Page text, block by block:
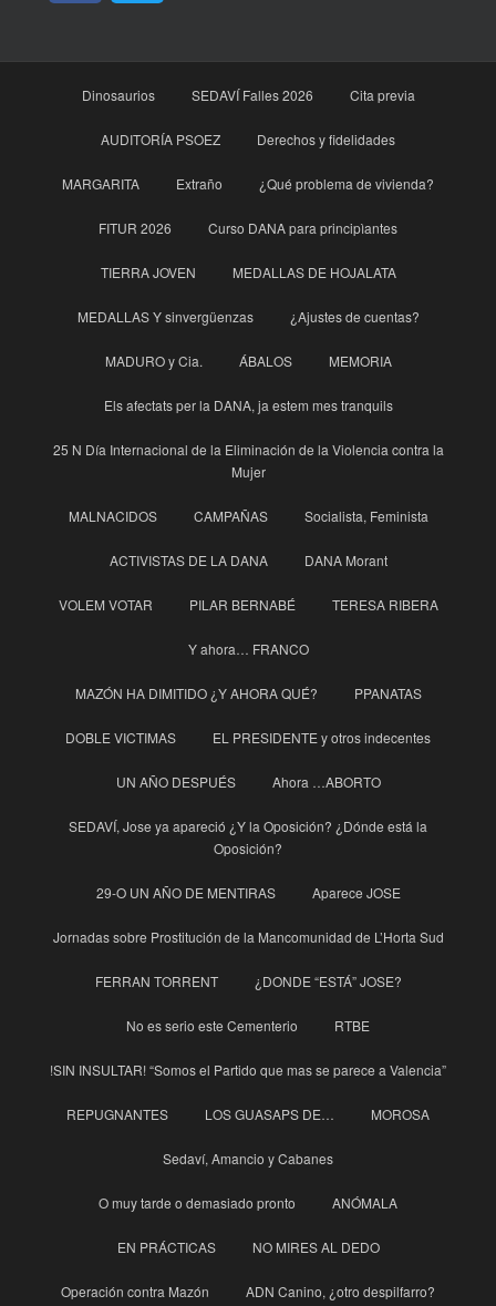
Dinosaurios SEDAVÍ Falles 2026 Cita previa
AUDITORÍA PSOEZ Derechos y fidelidades
MARGARITA Extraño ¿Qué problema de vivienda?
FITUR 2026 Curso DANA para principìantes
TIERRA JOVEN MEDALLAS DE HOJALATA
MEDALLAS Y sinvergüenzas ¿Ajustes de cuentas?
MADURO y Cia. ÁBALOS MEMORIA
Els afectats per la DANA, ja estem mes tranquils
25 N Día Internacional de la Eliminación de la Violencia contra la
Mujer
MALNACIDOS CAMPAÑAS Socialista, Feminista
ACTIVISTAS DE LA DANA DANA Morant
VOLEM VOTAR PILAR BERNABÉ TERESA RIBERA
Y ahora… FRANCO
MAZÓN HA DIMITIDO ¿Y AHORA QUÉ? PPANATAS
DOBLE VICTIMAS EL PRESIDENTE y otros indecentes
UN AÑO DESPUÉS Ahora …ABORTO
SEDAVÍ, Jose ya apareció ¿Y la Oposición? ¿Dónde está la
Oposición?
29-O UN AÑO DE MENTIRAS Aparece JOSE
Jornadas sobre Prostitución de la Mancomunidad de L’Horta Sud
FERRAN TORRENT ¿DONDE “ESTÁ” JOSE?
No es serio este Cementerio RTBE
!SIN INSULTAR! “Somos el Partido que mas se parece a Valencia”
REPUGNANTES LOS GUASAPS DE… MOROSA
Sedaví, Amancio y Cabanes
O muy tarde o demasiado pronto ANÓMALA
EN PRÁCTICAS NO MIRES AL DEDO
Operación contra Mazón ADN Canino, ¿otro despilfarro?